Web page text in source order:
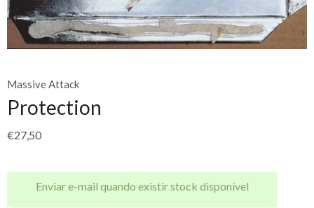
Massive Attack
Protection
€27,50
Enviar e-mail quando existir stock disponível